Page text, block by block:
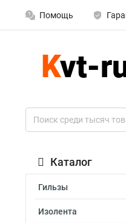
Помощь
Каталог
Гильзы
Изолента